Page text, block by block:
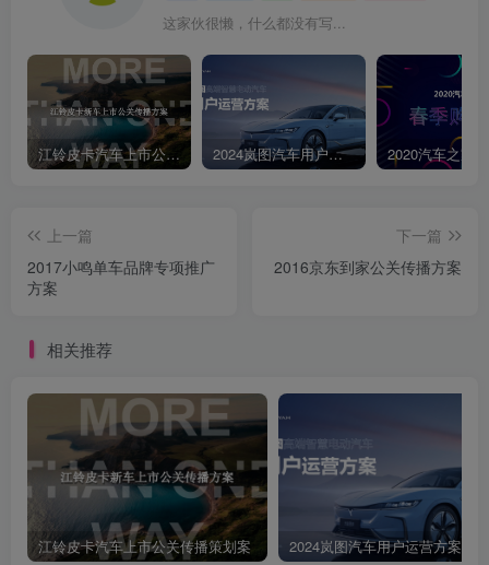
这家伙很懒，什么都没有写...
江铃皮卡汽车上市公关传播策划案 2024岚图汽车用户运营方案
上一篇
2017小鸣单车品牌专项推广
方案
下一篇
2016京东到家公关传播方案
相关推荐
江铃皮卡汽车上市公关传播策划案 2024岚图汽车用户运营方案